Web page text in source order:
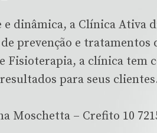
dinâmica, a Clínica Ativa
prevenção e tratamentos
Fisioterapia, a clínica tem
para seus
Moschetta – Crefito 10